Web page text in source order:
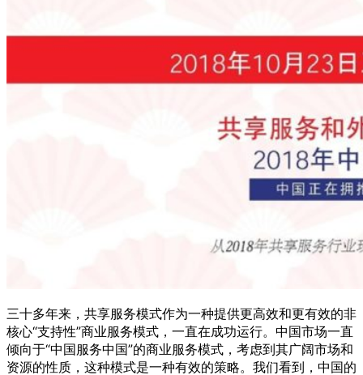
三十多年来，共享服务模式作为一种提供更高效和更有效的非
核心“支持性”商业服务模式，一直在成功运行。中国市场一直
倾向于“中国服务中国”的商业服务模式，考虑到其广阔市场和
资源的性质，这种模式是一种有效的策略。我们看到，中国的